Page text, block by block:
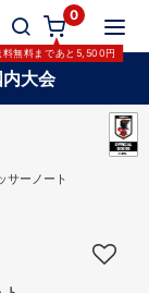
0
料無料まであと 5,500円
内大会
サーノート